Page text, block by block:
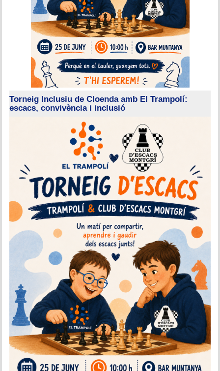
Torneig Inclusiu de Cloenda amb El Trampolí:
escacs, convivència i inclusió